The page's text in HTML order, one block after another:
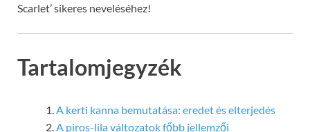
Scarlet’ sikeres neveléséhez!
Tartalomjegyzék
A kerti kanna bemutatása: eredet és elterjedés
A piros-lila változatok főbb jellemzői